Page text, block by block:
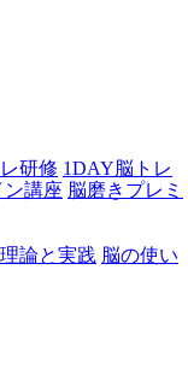
研修 1DAY脳トレ
ン講座 脳磨きプレミ
論と実践 脳の使い